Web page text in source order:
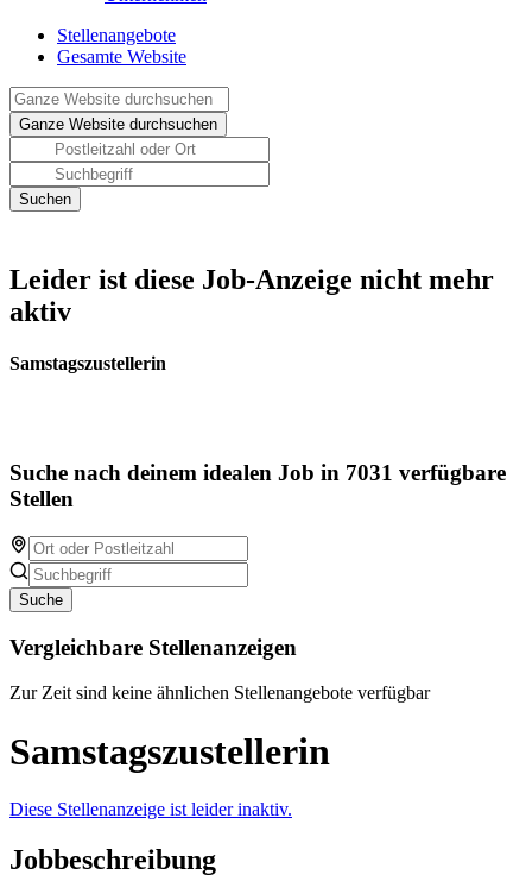
Stellenangebote
Gesamte Website
Leider ist diese Job-Anzeige nicht mehr
aktiv
Samstagszustellerin
Suche nach deinem idealen Job in 7031 verfügbare
Stellen
Suche
Vergleichbare Stellenanzeigen
Zur Zeit sind keine ähnlichen Stellenangebote verfügbar
Samstagszustellerin
Diese Stellenanzeige ist leider inaktiv.
Jobbeschreibung